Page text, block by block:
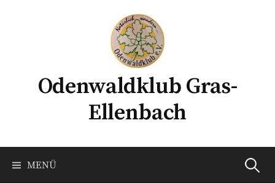
Odenwaldklub Gras-
Ellenbach
MENÜ Suchen